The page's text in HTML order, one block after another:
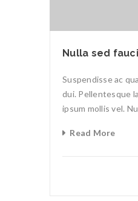
Nulla sed
Suspendisse ac
dui. Pellentesque
ipsum mollis vel.
Read More